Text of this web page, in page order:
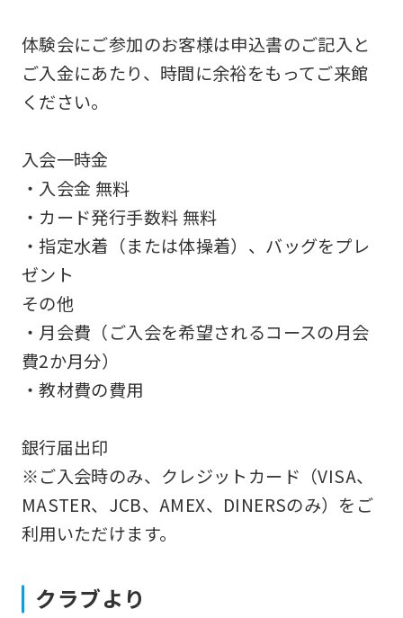
体験会にご参加のお客様は申込書のご記入と
ご入金にあたり、時間に余裕をもってご来館
ください。
入会一時金
・入会金 無料
・カード発行手数料 無料
・指定水着（または体操着）、バッグをプレ
ゼント
その他
・月会費（ご入会を希望されるコースの月会
費2か月分）
・教材費の費用
銀行届出印
※ご入会時のみ、クレジットカード（VISA、
MASTER、JCB、AMEX、DINERSのみ）をご
利用いただけます。
クラブより
may
not
The
translation
from
ask
that